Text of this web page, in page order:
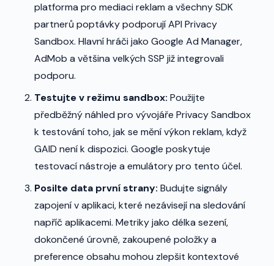
platforma pro mediaci reklam a všechny SDK
partnerů poptávky podporují API Privacy
Sandbox. Hlavní hráči jako Google Ad Manager,
AdMob a většina velkých SSP již integrovali
podporu.
Testujte v režimu sandbox: Použijte
předběžný náhled pro vývojáře Privacy Sandbox
k testování toho, jak se mění výkon reklam, když
GAID není k dispozici. Google poskytuje
testovací nástroje a emulátory pro tento účel.
Posilte data první strany: Budujte signály
zapojení v aplikaci, které nezávisejí na sledování
napříč aplikacemi. Metriky jako délka sezení,
dokončené úrovně, zakoupené položky a
preference obsahu mohou zlepšit kontextové